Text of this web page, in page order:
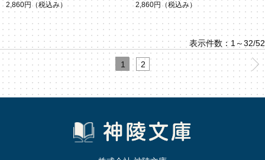
2,860円 （税込み） 2,860円 （税込み）
表示件数：1～32/52
1 2